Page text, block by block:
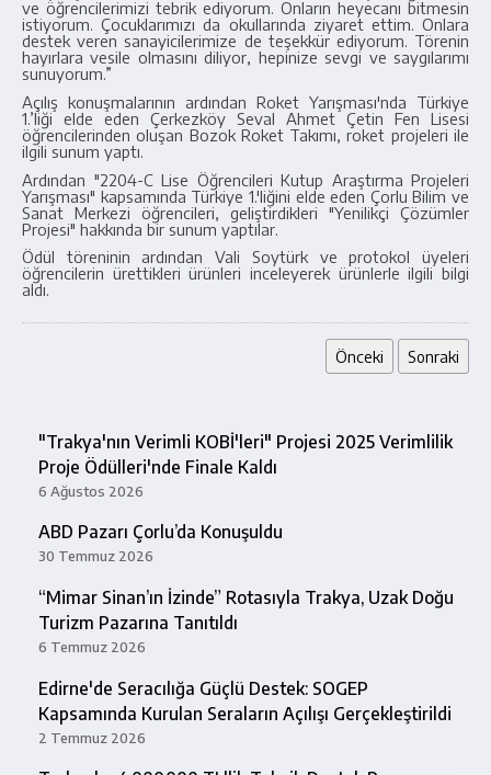
ve öğrencilerimizi tebrik ediyorum. Onların heyecanı bitmesin
istiyorum. Çocuklarımızı da okullarında ziyaret ettim. Onlara
destek veren sanayicilerimize de teşekkür ediyorum. Törenin
hayırlara vesile olmasını diliyor, hepinize sevgi ve saygılarımı
sunuyorum.”
Açılış konuşmalarının ardından Roket Yarışması'nda Türkiye
1.’liği elde eden Çerkezköy Seval Ahmet Çetin Fen Lisesi
öğrencilerinden oluşan Bozok Roket Takımı, roket projeleri ile
ilgili sunum yaptı.
Ardından "2204-C Lise Öğrencileri Kutup Araştırma Projeleri
Yarışması" kapsamında Türkiye 1.'liğini elde eden Çorlu Bilim ve
Sanat Merkezi öğrencileri, geliştirdikleri "Yenilikçi Çözümler
Projesi" hakkında bir sunum yaptılar.
Ödül töreninin ardından Vali Soytürk ve protokol üyeleri
öğrencilerin ürettikleri ürünleri inceleyerek ürünlerle ilgili bilgi
aldı.
Önceki Sonraki
"Trakya'nın Verimli KOBİ'leri" Projesi 2025 Verimlilik
Proje Ödülleri'nde Finale Kaldı
6 Ağustos 2026
ABD Pazarı Çorlu’da Konuşuldu
30 Temmuz 2026
“Mimar Sinan’ın İzinde” Rotasıyla Trakya, Uzak Doğu
Turizm Pazarına Tanıtıldı
6 Temmuz 2026
Edirne'de Seracılığa Güçlü Destek: SOGEP
Kapsamında Kurulan Seraların Açılışı Gerçekleştirildi
2 Temmuz 2026